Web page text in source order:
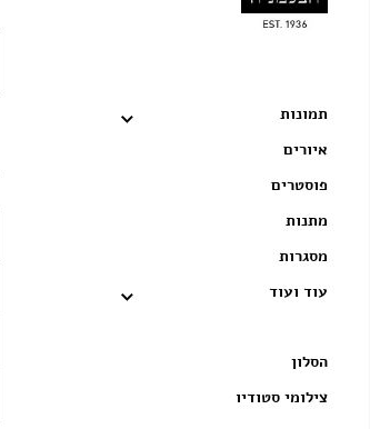
תמונות
איורים
פוסטרים
מתנות
מסגרות
עוד ועוד
הסלון
צילומי סטודיו